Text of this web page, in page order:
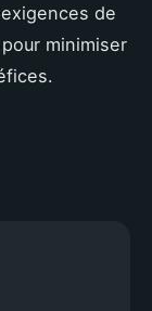
de
minimiser